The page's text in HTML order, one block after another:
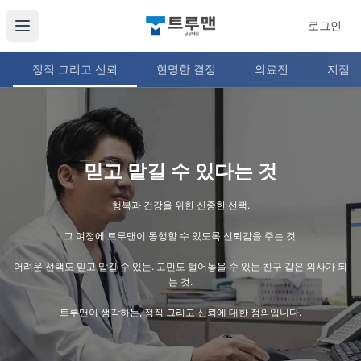
로그인
정직 그리고 신뢰 현명한 결정 의료진 지점
수준 높은 수술력으로 정성과 최선을 다하는 트루맨 남성의원
믿고 맡길 수 있다는 것
행복과 건강을 위한 신중한 선택.
그 여정에 트루맨이 동행할 수 있도록 신뢰감을 주는 것.
어려운 선택도 믿고 맡길 수 있는. 고민도 털어놓을 수 있는 친구 같은 의사가 되
는 것.
트루맨이 생각하는, 정직 그리고 신뢰에 대한 정의입니다.